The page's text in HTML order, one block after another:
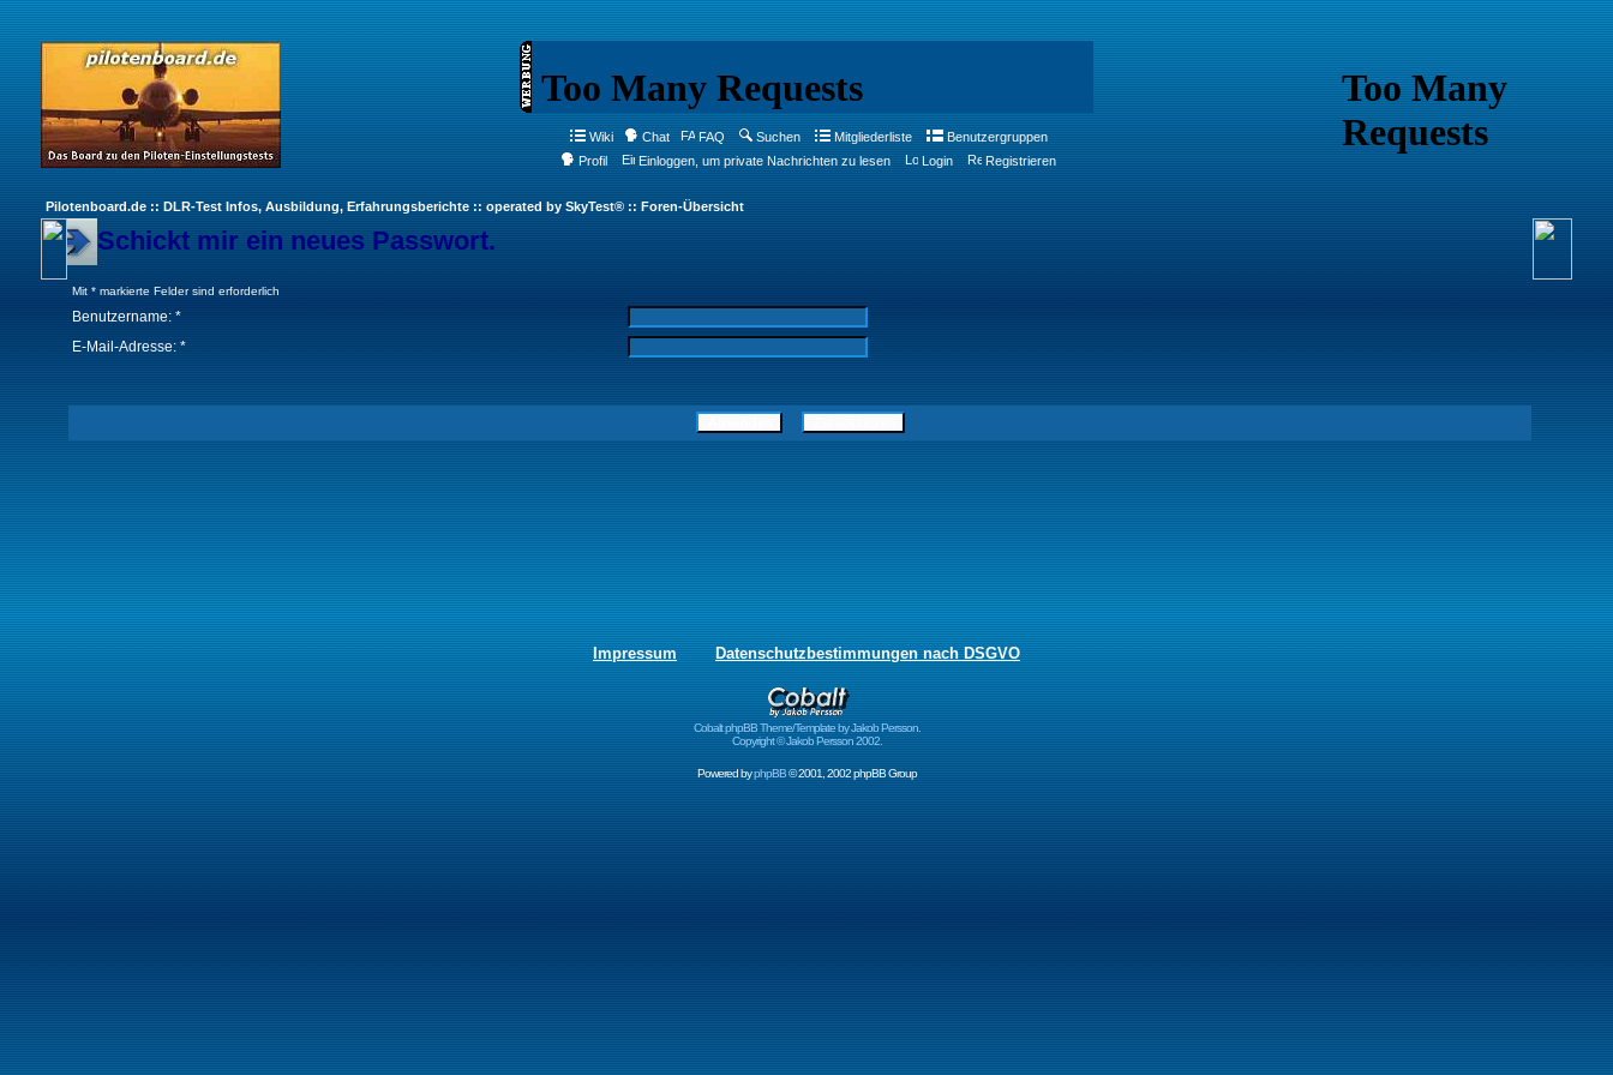
Wiki Chat FAQ Suchen Mitgliederliste
Benutzergruppen
Profil
Einloggen, um private Nachrichten zu lesen Login Registrieren
Pilotenboard.de :: DLR-Test Infos, Ausbildung, Erfahrungsberichte :: operated by SkyTest® :: Foren-Übersicht
Schickt mir ein neues Passwort.
Mit * markierte Felder sind erforderlich
Benutzername: *
E-Mail-Adresse: *
Impressum Datenschutzbestimmungen nach DSGVO
Cobalt phpBB Theme/Template by Jakob Persson.
Copyright © Jakob Persson 2002.
Powered byphpBB© 2001, 2002 phpBB Group